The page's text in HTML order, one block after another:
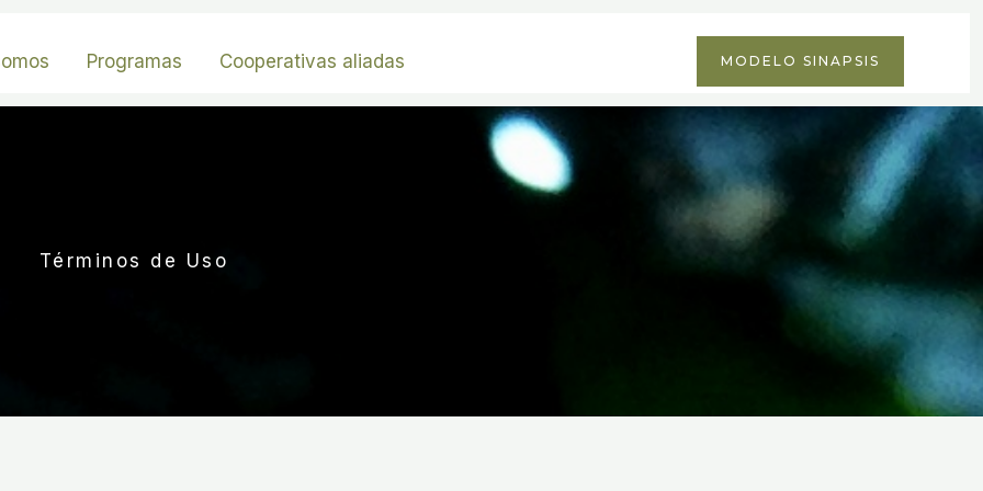
Programas Cooperativas aliadas MODELO SINAPSIS
Términos de Uso